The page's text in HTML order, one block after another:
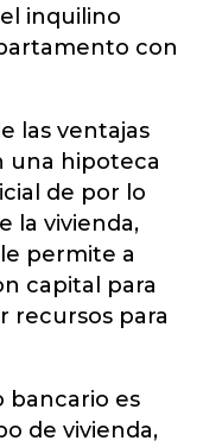
inquilino
con
las ventajas
una hipoteca
de por lo
la vivienda,
permite a
capital para
recursos para
bancario es
de vivienda,